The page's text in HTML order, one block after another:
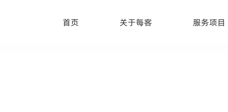
首页 关于每客 服务项目